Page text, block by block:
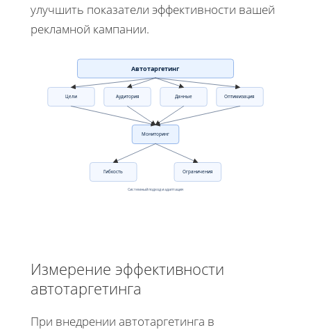
улучшить показатели эффективности вашей
рекламной кампании.
Автотаргетинг
Цели Аудитория Данные Оптимизация
Мониторинг
Гибкость Ограничения
Системный подход и адаптация
Измерение эффективности
автотаргетинга
При внедрении автотаргетинга в